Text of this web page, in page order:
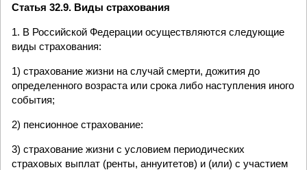
Статья 32.9. Виды страхования
1. В Российской Федерации осуществляются следующие
виды страхования:
1) страхование жизни на случай смерти, дожития до
определенного возраста или срока либо наступления иного
события;
2) пенсионное страхование:
3) страхование жизни с условием периодических
страховых выплат (ренты, аннуитетов) и (или) с участием